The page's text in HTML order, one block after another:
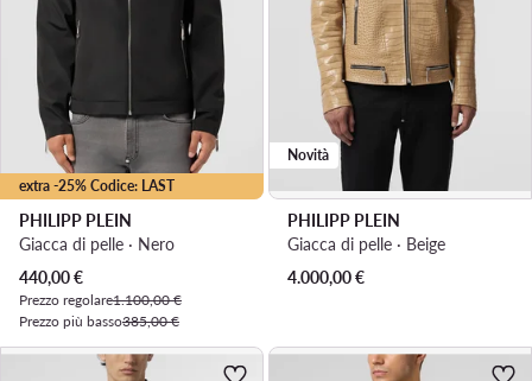
extra -25% Codice: LAST
PHILIPP PLEIN
Giacca di pelle · Nero
Prezzo attuale
440,00€
Prezzo regolare1.100,00 €
Prezzo più basso385,00 €
Novità
PHILIPP PLEIN
Giacca di pelle · Beige
4.000,00€